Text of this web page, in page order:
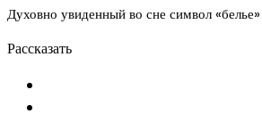
Духовно увиденный во сне символ
Рассказать